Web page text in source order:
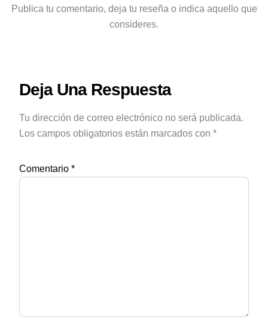
Publica tu comentario, deja tu reseña o indica aquello que
consideres.
Deja Una Respuesta
Tu dirección de correo electrónico no será publicada.
Los campos obligatorios están marcados con *
Comentario *